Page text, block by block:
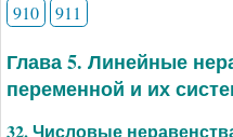
910
911
Глава 5. Линейные
переменной и их
32. Числовые